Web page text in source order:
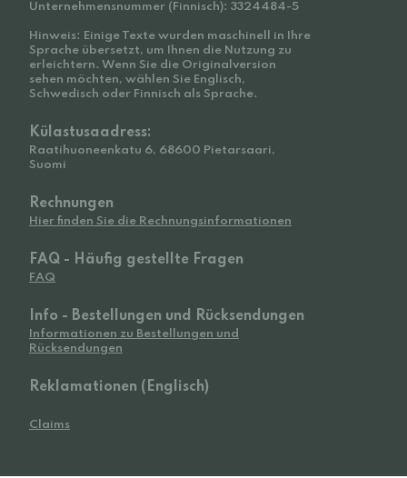
Unternehmensnummer (Finnisch): 3324484-5
Hinweis: Einige Texte wurden maschinell in Ihre
Sprache übersetzt, um Ihnen die Nutzung zu
erleichtern. Wenn Sie die Originalversion
sehen möchten, wählen Sie Englisch,
Schwedisch oder Finnisch als Sprache.
Külastusaadress:
Raatihuoneenkatu 6, 68600 Pietarsaari,
Suomi
Rechnungen
Hier finden Sie die Rechnungsinformationen
FAQ - Häufig gestellte Fragen
FAQ
Info - Bestellungen und Rücksendungen
Informationen zu Bestellungen und
Rücksendungen
Reklamationen (Englisch)
Claims